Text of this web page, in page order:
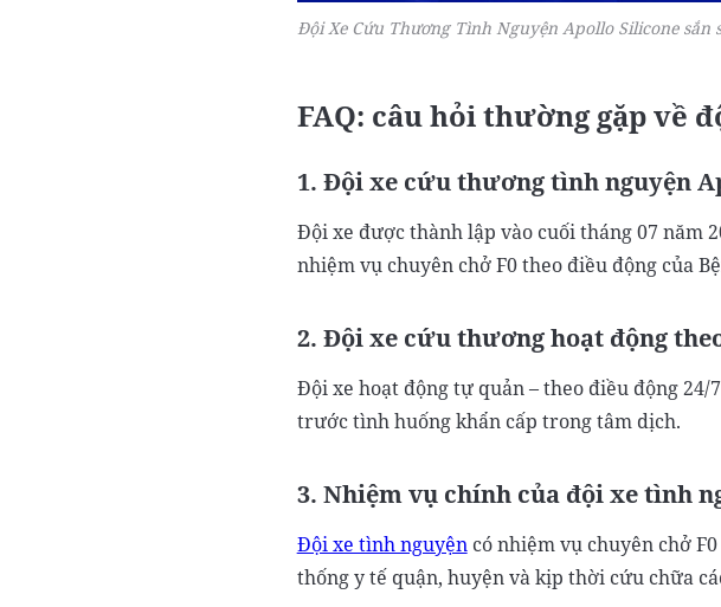
Đội Xe Cứu Thương Tình Nguyện Apollo Silicone sắn
FAQ: câu hỏi thường gặp về
1. Đội xe cứu thương tình nguyện
Đội xe được thành lập vào cuối tháng 07 năm
nhiệm vụ chuyên chở F0 theo điều động của
2. Đội xe cứu thương hoạt động
Đội xe hoạt động tự quản – theo điều động
trước tình huống khẩn cấp trong tâm dịch.
3. Nhiệm vụ chính của đội xe tình
Đội xe tình nguyệncó nhiệm vụ chuyên chở
thống y tế quận, huyện và kịp thời cứu chữa